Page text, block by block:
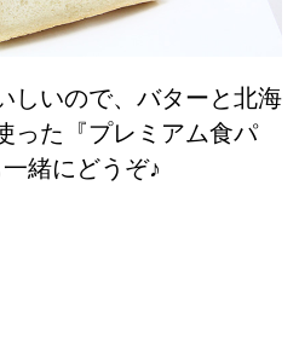
しいので、バターと北海
った『プレミアム食パ
緒にどうぞ♪